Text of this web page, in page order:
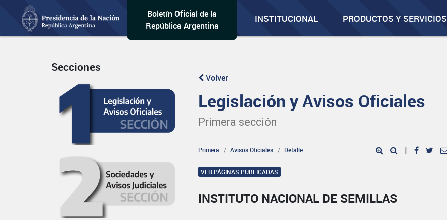
Boletín Oficial de la
República Argentina
INSTITUCIONAL PRODUCTOS Y SERVICIOS
Secciones
Volver
Legislación y Avisos Oficiales
Primera sección
Primera Avisos Oficiales Detalle |
VER PÁGINAS PUBLICADAS
INSTITUTO NACIONAL DE SEMILLAS